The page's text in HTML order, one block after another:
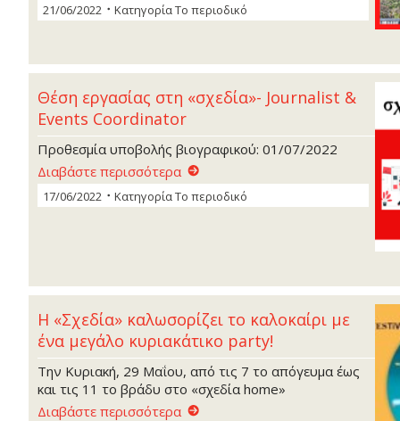
21/06/2022 ΚατηγορίαΤο περιοδικό
Θέση εργασίας στη «σχεδία»- Journalist &
Events Coordinator
Προθεσμία υποβολής βιογραφικού: 01/07/2022
Διαβάστε περισσότερα
17/06/2022 ΚατηγορίαΤο περιοδικό
Η «Σχεδία» καλωσορίζει το καλοκαίρι με
ένα μεγάλο κυριακάτικο party!
Την Κυριακή, 29 Μαΐου, από τις 7 το απόγευμα έως
και τις 11 το βράδυ στο «σχεδία home»
Διαβάστε περισσότερα